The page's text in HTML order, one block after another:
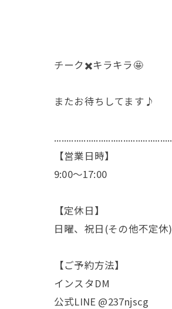
チーク✖️キラキラ🤩
またお待ちしてます♪
................................................
【営業日時】
9:00〜17:00
【定休日】
日曜、祝日(その他不定休)
【ご予約方法】
インスタDM
公式LINE @237njscg